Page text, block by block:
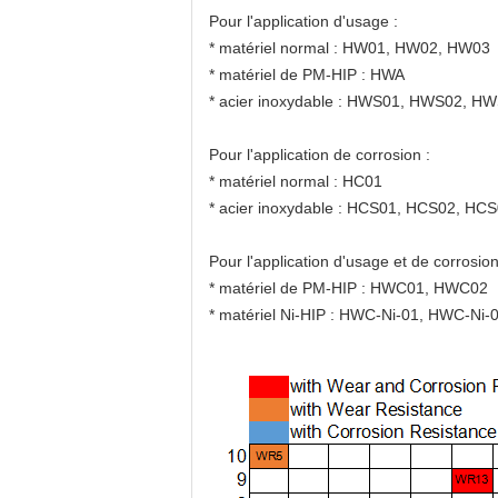
Pour l'application d'usage :
* matériel normal : HW01, HW02, HW03
* matériel de PM-HIP : HWA
* acier inoxydable : HWS01, HWS02,
Pour l'application de corrosion :
* matériel normal : HC01
* acier inoxydable : HCS01, HCS02,
Pour l'application d'usage et de
* matériel de PM-HIP : HWC01, HWC02
* matériel Ni-HIP : HWC-Ni-01, HWC-Ni-